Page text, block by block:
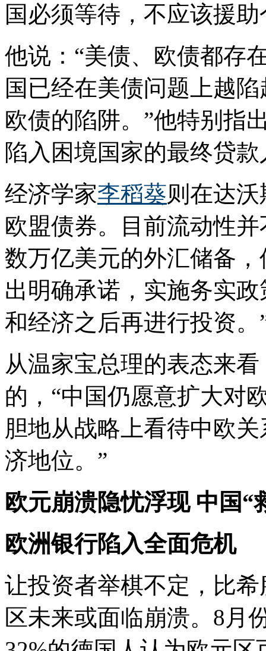
国必须等待，不应该援
他说：“美债、欧债都存
国已经在美债问题上越
欧债的陷阱。”他特别指
陷入困境国家的最终贷款
经济学家李稻葵则在达
欧盟债券。目前流动性
数万亿美元的外汇储备
出明确承诺，实施务实
和经济之后再进行投资。
从温家宝总理的表态来
的，“中国仍愿意扩大对
胆地从战略上看待中欧
济地位。”
欧元崩溃隐忧浮现 中国“
欧洲银行陷入全面危机
让投资者举棋不定，比
区未来或面临崩溃。8月